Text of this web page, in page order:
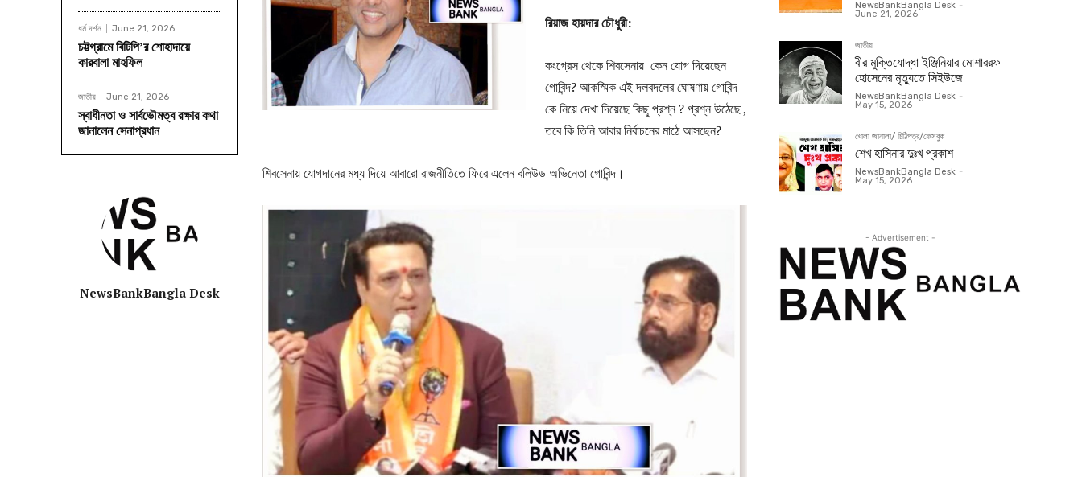
ধর্ম দর্শন June 21, 2026
চট্টগ্রামে বিটিপি’র শোহাদায়ে
কারবালা মাহফিল
জাতীয় June 21, 2026
স্বাধীনতা ও সার্বভৌমত্ব রক্ষার কথা
জানালেন সেনাপ্রধান
NewsBankBangla Desk
রিয়াজ হায়দার চৌধুরী:
কংগ্রেস থেকে শিবসেনায় কেন যোগ দিয়েছেন
গোবিন্দ? আকস্মিক এই দলবদলের ঘোষণায় গোবিন্দ
কে নিয়ে দেখা দিয়েছে কিছু প্রশ্ন ? প্রশ্ন উঠেছে ,
তবে কি তিনি আবার নির্বাচনের মাঠে আসছেন?
শিবসেনায় যোগদানের মধ্য দিয়ে আবারো রাজনীতিতে ফিরে এলেন বলিউড অভিনেতা গোবিন্দ।
NewsBankBangla Desk -
June 21, 2026
জাতীয়
বীর মুক্তিযোদ্ধা ইঞ্জিনিয়ার মোশাররফ
হোসেনের মৃত্যুতে সিইউজে
NewsBankBangla Desk -
May 15, 2026
খোলা জানালা/ চিঠিপত্র/ফেসবুক
শেখ হাসিনার দুঃখ প্রকাশ
NewsBankBangla Desk -
May 15, 2026
- Advertisement -